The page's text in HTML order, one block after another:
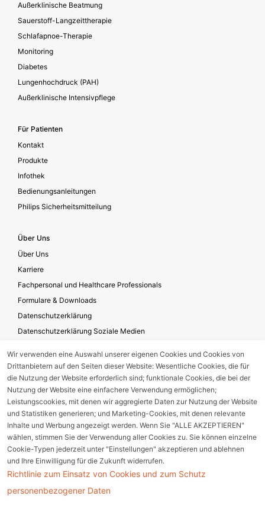
Außerklinische Beatmung
Sauerstoff-Langzeittherapie
Schlafapnoe-Therapie
Monitoring
Diabetes
Lungenhochdruck (PAH)
Außerklinische Intensivpflege
Für Patienten
Kontakt
Produkte
Infothek
Bedienungsanleitungen
Philips Sicherheitsmitteilung
Über Uns
Über Uns
Karriere
Fachpersonal und Healthcare Professionals
Formulare & Downloads
Datenschutzerklärung
Datenschutzerklärung Soziale Medien
Impressum
Unternehmensverantwortung
Gerätestörung melden
Nebenwirkungsmeldung
Cookie Einstellungen
Wir verwenden eine Auswahl unserer eigenen Cookies und Cookies von
Drittanbietern auf den Seiten dieser Website: Wesentliche Cookies, die für
die Nutzung der Website erforderlich sind; funktionale Cookies, die bei der
Nutzung der Website eine einfachere Verwendung ermöglichen;
Leistungscookies, mit denen wir aggregierte Daten zur Nutzung der Website
und Statistiken generieren; und Marketing-Cookies, mit denen relevante
Inhalte und Werbung angezeigt werden. Wenn Sie "ALLE AKZEPTIEREN"
wählen, stimmen Sie der Verwendung aller Cookies zu. Sie können einzelne
Cookie-Typen jederzeit unter "Einstellungen" akzeptieren und ablehnen
und Ihre Einwilligung für die Zukunft widerrufen.
Richtlinie zum Einsatz von Cookies und zum Schutz
personenbezogener Daten